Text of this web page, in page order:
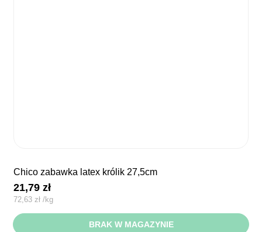
chico zabawka latex królik 27,5cm
21,79zł
72,63zł /kg
BRAK W MAGAZYNIE